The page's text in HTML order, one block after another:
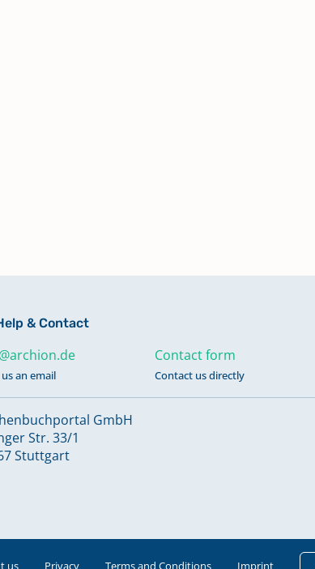
& Contact
an email
Contact form
Contact us directly
GmbH
Str. 33/1
Stuttgart
us Privacy Terms and Conditions Imprint